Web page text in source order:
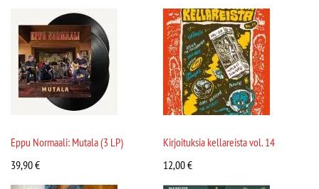
Eppu Normaali: Mutala (3 LP)
39,90€
Kirjoituksia kellareista vol. 14
12,00€